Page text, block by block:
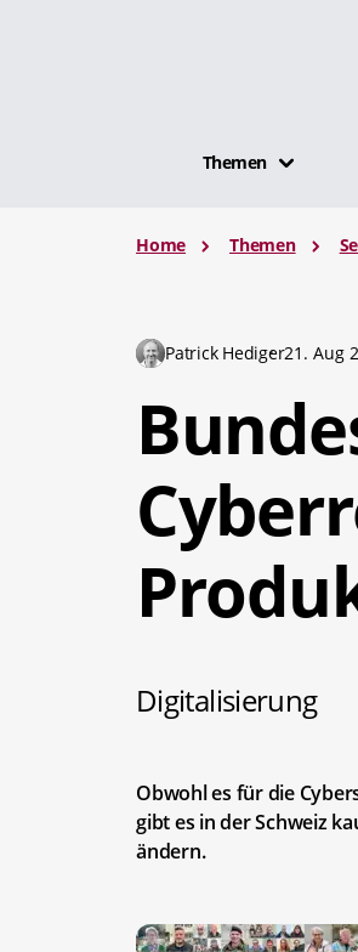
Themen
Home Themen
Patrick Hediger21. Aug
Digitalisierung
Obwohl es für die
gibt es in der Schweiz
ändern.